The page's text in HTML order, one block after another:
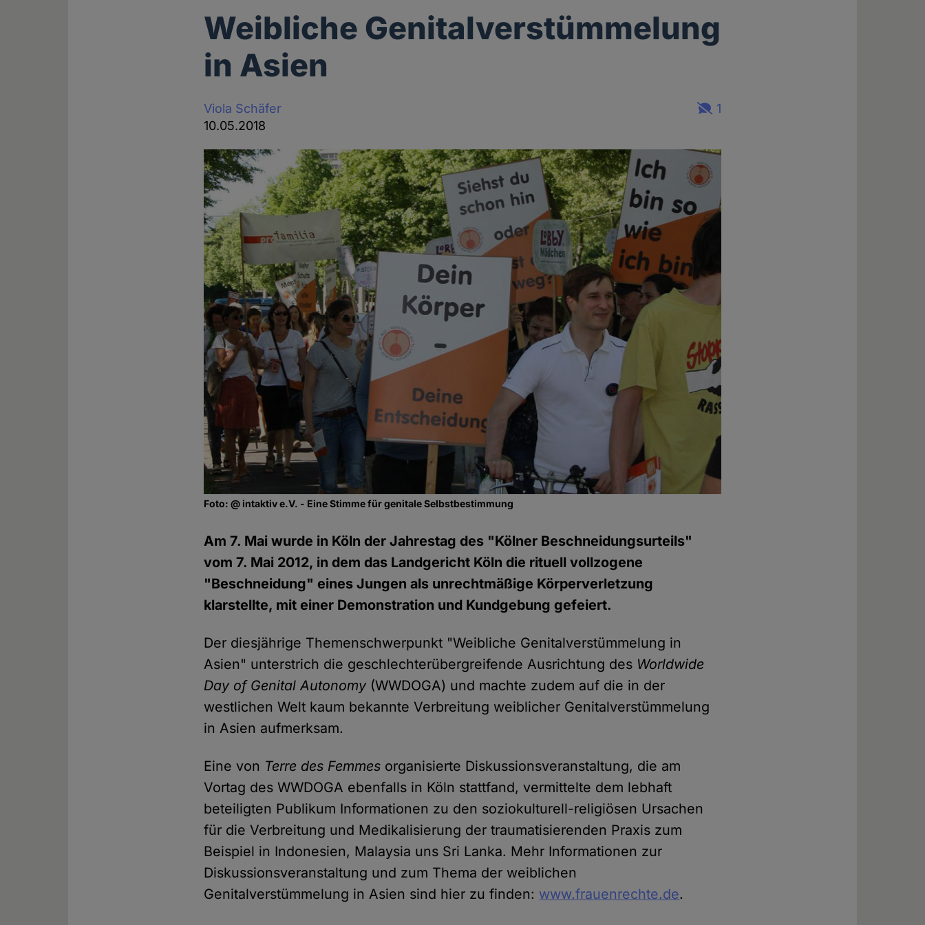
Weibliche Genitalverstümmelung
in Asien
Viola Schäfer
10.05.2018
1
Foto: @ intaktiv e.V. - Eine Stimme für genitale Selbstbestimmung
Am 7. Mai wurde in Köln der Jahrestag des "Kölner Beschneidungsurteils"
vom 7. Mai 2012, in dem das Landgericht Köln die rituell vollzogene
"Beschneidung" eines Jungen als unrechtmäßige Körperverletzung
klarstellte, mit einer Demonstration und Kundgebung gefeiert.
Der diesjährige Themenschwerpunkt "Weibliche Genitalverstümmelung in
Asien" unterstrich die geschlechterübergreifende Ausrichtung des Worldwide
Day of Genital Autonomy(WWDOGA) und machte zudem auf die in der
westlichen Welt kaum bekannte Verbreitung weiblicher Genitalverstümmelung
in Asien aufmerksam.
Eine von Terre des Femmes organisierte Diskussionsveranstaltung, die am
Vortag des WWDOGA ebenfalls in Köln stattfand, vermittelte dem lebhaft
beteiligten Publikum Informationen zu den soziokulturell-religiösen Ursachen
für die Verbreitung und Medikalisierung der traumatisierenden Praxis zum
Beispiel in Indonesien, Malaysia uns Sri Lanka. Mehr Informationen zur
Diskussionsveranstaltung und zum Thema der weiblichen
Genitalverstümmelung in Asien sind hier zu finden: www.frauenrechte.de.